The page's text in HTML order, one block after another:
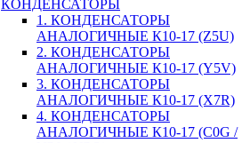
КОНДЕНСАТОРЫ
1. КОНДЕНСАТОРЫ
АНАЛОГИЧНЫЕ К10-17 (Z5U)
2. КОНДЕНСАТОРЫ
АНАЛОГИЧНЫЕ К10-17 (Y5V)
3. КОНДЕНСАТОРЫ
АНАЛОГИЧНЫЕ К10-17 (X7R)
4. КОНДЕНСАТОРЫ
АНАЛОГИЧНЫЕ К10-17 (C0G /